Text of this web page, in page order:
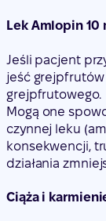
Lek Amlopin 10
Jeśli pacjent
jeść grejpfrutów
grejpfrutowego.
Mogą one
czynnej leku
konsekwencji,
działania
Ciąża i